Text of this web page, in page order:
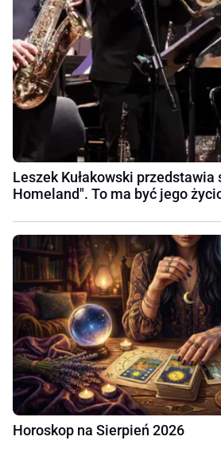
Leszek Kułakowski przedstawia
Homeland". To ma być jego
Horoskop na Sierpień 2026